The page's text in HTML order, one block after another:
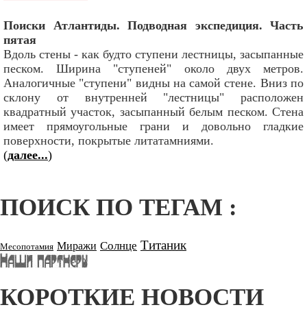
Поиски Атлантиды. Подводная экспедиция. Часть
пятая
Вдоль стены - как будто ступени лестницы, засыпанные
песком. Ширина "ступеней" около двух метров.
Аналогичные "ступени" видны на самой стене. Вниз по
склону от внутренней "лестницы" расположен
квадратный участок, засыпанный белым песком. Стена
имеет прямоугольные грани и довольно гладкие
поверхности, покрытые литатамниями.
(далее...)
ПОИСК ПО ТЕГАМ :
Месопотамия Миражи Солнце Титаник
КОРОТКИЕ НОВОСТИ